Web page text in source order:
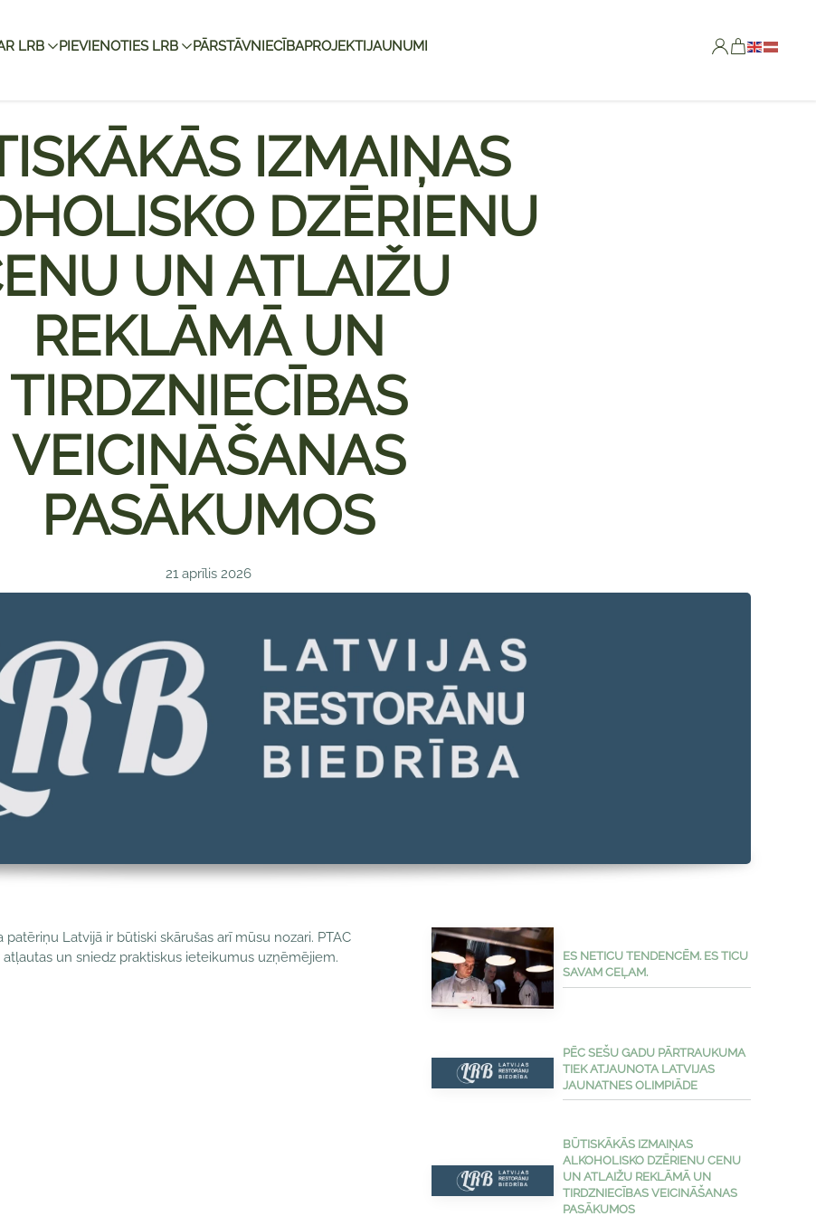
LRB PIEVIENOTIES LRB PĀRSTĀVNIECĪBAPROJEKTIJAUNUMI
IZMAIŅAS
DZĒRIENU
UN ATLAIŽU
REKLĀMĀ UN
TIRDZNIECĪBAS
VEICINĀŠANAS
PASĀKUMOS
21 aprīlis 2026
Latvijā ir būtiski skārušas arī mūsu nozari. PTAC
un sniedz praktiskus ieteikumus uzņēmējiem.
ES NETICU TENDENCĒM. ES TICU
SAVAM CEĻAM.
PĒC SEŠU GADU PĀRTRAUKUMA
TIEK ATJAUNOTA LATVIJAS
JAUNATNES OLIMPIĀDE
BŪTISKĀKĀS IZMAIŅAS
ALKOHOLISKO DZĒRIENU CENU
UN ATLAIŽU REKLĀMĀ UN
TIRDZNIECĪBAS VEICINĀŠANAS
PASĀKUMOS